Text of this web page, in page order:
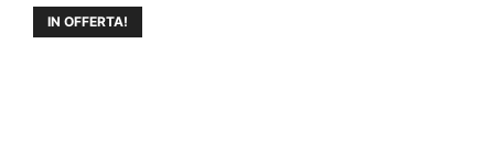
IN OFFERTA!